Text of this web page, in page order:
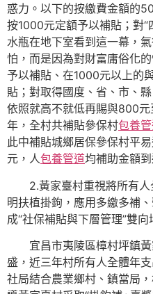
惑力。以下的按繳費金額的
按1000元定額予以補貼；對
水瓶在地下室看到這一幕，
怕，而是因為對財富庸俗化
予以補貼、在1000元以上的
貼；對取得國度、省、市、
依照就高不就低再賜與800
年，全村共補貼參保村包養
此中補貼城鄉居保參保村平
元，人包養管道均補助金額
2.黃家臺村重視將所有
明扶植掛鉤，應用多繳多補
成“社保補貼與下層管理”雙向
宜昌市夷陵區樟村坪鎮
盛，近三年村所有人全體年
社局結合農業鄉村、鎮當局